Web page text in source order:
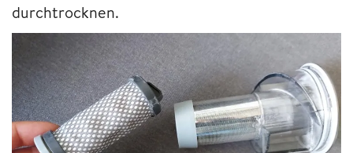
durchtrocknen.